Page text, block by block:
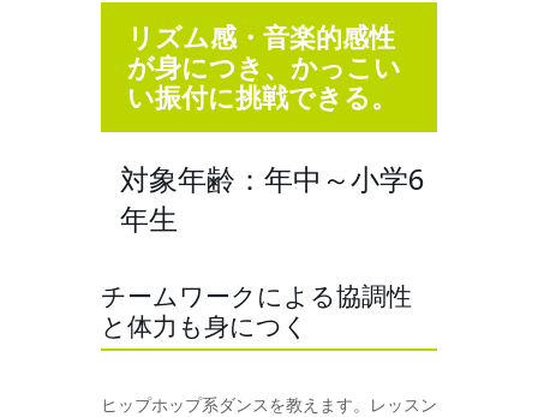
リズム感・音楽的感性
が身につき、かっこい
い振付に挑戦できる。
対象年齢：年中～小学6
年生
チームワークによる協調性
と体力も身につく
ヒップホップ系ダンスを教えます。レッスン